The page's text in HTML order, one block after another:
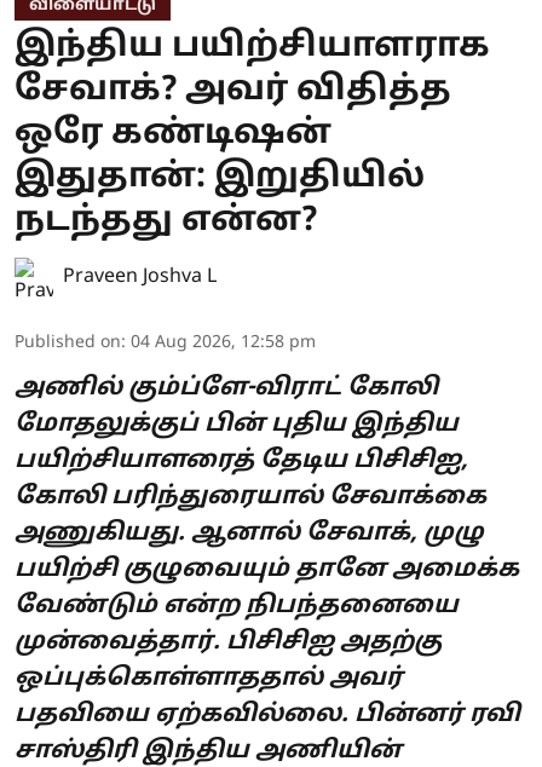
விளையாட்டு
இந்திய பயிற்சியாளராக
சேவாக்? அவர் விதித்த
ஒரே கண்டிஷன்
இதுதான்: இறுதியில்
நடந்தது என்ன?
Praveen Joshva L
Published on: 04 Aug 2026, 12:58 pm
அணில் கும்ப்ளே-விராட் கோலி
மோதலுக்குப் பின் புதிய இந்திய
பயிற்சியாளரைத் தேடிய பிசிசிஐ,
கோலி பரிந்துரையால் சேவாக்கை
அணுகியது. ஆனால் சேவாக், முழு
பயிற்சி குழுவையும் தானே அமைக்க
வேண்டும் என்ற நிபந்தனையை
முன்வைத்தார். பிசிசிஐ அதற்கு
ஒப்புக்கொள்ளாததால் அவர்
பதவியை ஏற்கவில்லை. பின்னர் ரவி
சாஸ்திரி இந்திய அணியின்